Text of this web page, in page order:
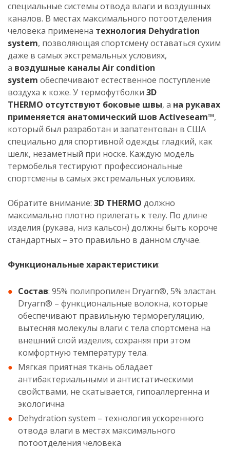
специальные системы отвода влаги и воздушных
каналов. В местах максимального потоотделения
человека применена технология Dehydration
system, позволяющая спортсмену оставаться сухим
даже в самых экстремальных условиях,
а воздушные каналы Air condition
system обеспечивают естественное поступление
воздуха к коже. У термофутболки 3D
THERMO отсутствуют боковые швы, а на рукавах
применяется анатомический шов Activeseam™,
который был разработан и запатентован в США
специально для спортивной одежды: гладкий, как
шелк, незаметный при носке. Каждую модель
термобелья тестируют профессиональные
спортсмены в самых экстремальных условиях.
Обратите внимание: 3D TНERMO должно
максимально плотно прилегать к телу. По длине
изделия (рукава, низ кальсон) должны быть короче
стандартных – это правильно в данном случае.
Функциональные характеристики:
Состав: 95% полипропилен Dryarn®, 5% эластан.
Dryarn® – функциональные волокна, которые
обеспечивают правильную терморегуляцию,
вытесняя молекулы влаги с тела спортсмена на
внешний слой изделия, сохраняя при этом
комфортную температуру тела.
Мягкая приятная ткань обладает
антибактериальными и антистатическими
свойствами, не скатывается, гипоаллергенна и
экологична
Dehydration system – технология ускоренного
отвода влаги в местах максимального
потоотделения человека